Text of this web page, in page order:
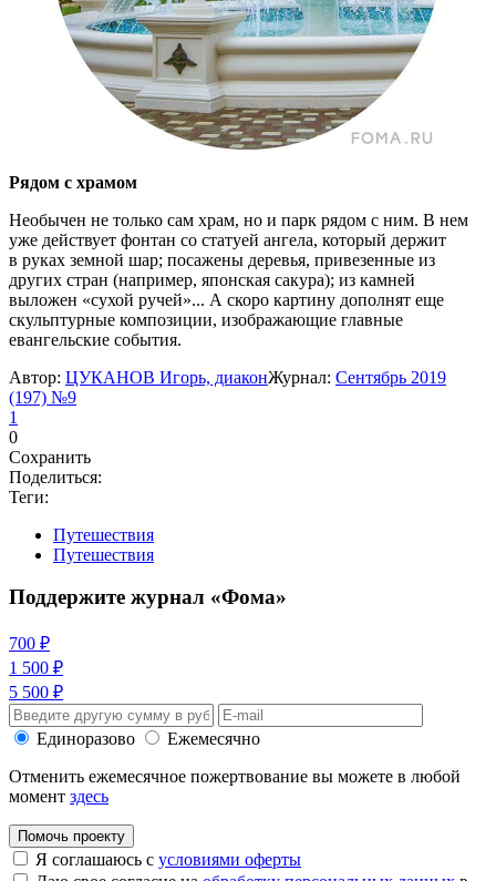
Рядом с храмом
Необычен не только сам храм, но и парк рядом с ним. В нем
уже действует фонтан со статуей ангела, который держит
в руках земной шар; посажены деревья, привезенные из
других стран (например, японская сакура); из камней
выложен «сухой ручей»... А скоро картину дополнят еще
скульптурные композиции, изображающие главные
евангельские события.
Автор: ЦУКАНОВ Игорь, диаконЖурнал: Сентябрь 2019
(197) №9
1
0
Сохранить
Поделиться:
Теги:
Путешествия
Путешествия
Поддержите журнал «Фома»
700 ₽
1 500 ₽
5 500 ₽
Единоразово
Ежемесячно
Отменить ежемесячное пожертвование вы можете в любой
момент здесь
Помочь проекту
Я соглашаюсь с условиями оферты